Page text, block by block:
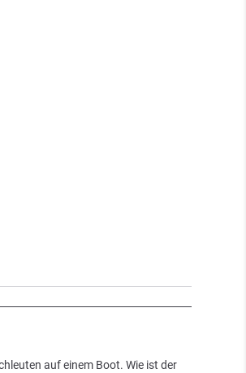
auf einem Boot. Wie ist der